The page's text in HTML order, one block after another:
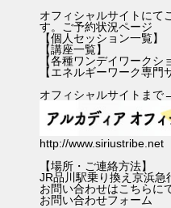
オフィシャルサイトにて
す。
ご予約状況ページ
【個人セッション一覧】
【講座一覧】
【各種ワンデイワークシ
【エネルギーワーク専門
オフィシャルサイトまで
http://www.siriustribe.net
【場所・ご連絡方法】
JR品川駅乗り換え京浜急
お問い合わせはこちらに
お問い合わせフォーム